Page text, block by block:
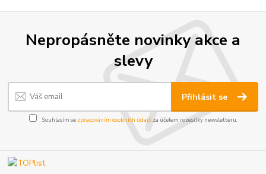
Nepropásněte novinky akce a
slevy
Přihlásit se
Souhlasím se zpracováním osobních údajůza účelem rozesílky newsletteru.